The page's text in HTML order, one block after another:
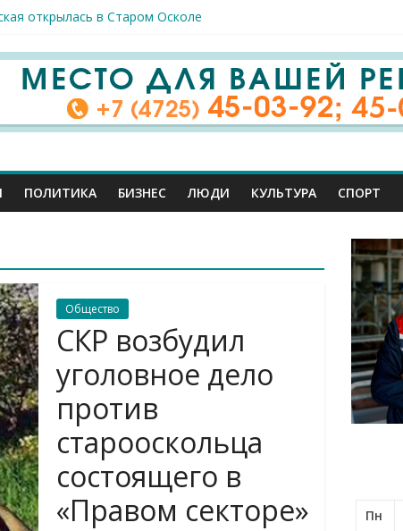
открылась в Старом Осколе
мошенники у жителей Белгородчины под предлогом ввоза
с профессиональным праздником
в Старом Осколе отметили День физкультурника
ПОЛИТИКА БИЗНЕС ЛЮДИ КУЛЬТУРА СПОРТ
Общество
СКР возбудил
уголовное дело
против
старооскольца
состоящего в
«Правом секторе»
Пн